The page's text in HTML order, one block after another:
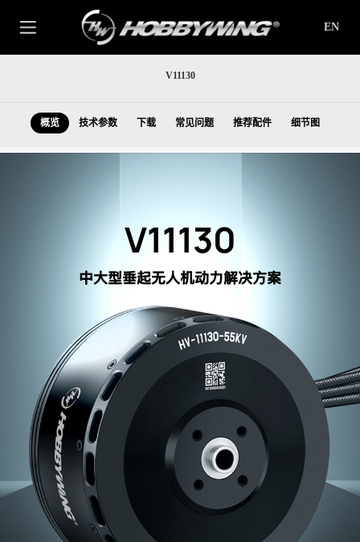
EN
V11130
概览 技术参数 下载 常见问题 推荐配件 细节图
V11130
中大型垂起无人机动力解决方案